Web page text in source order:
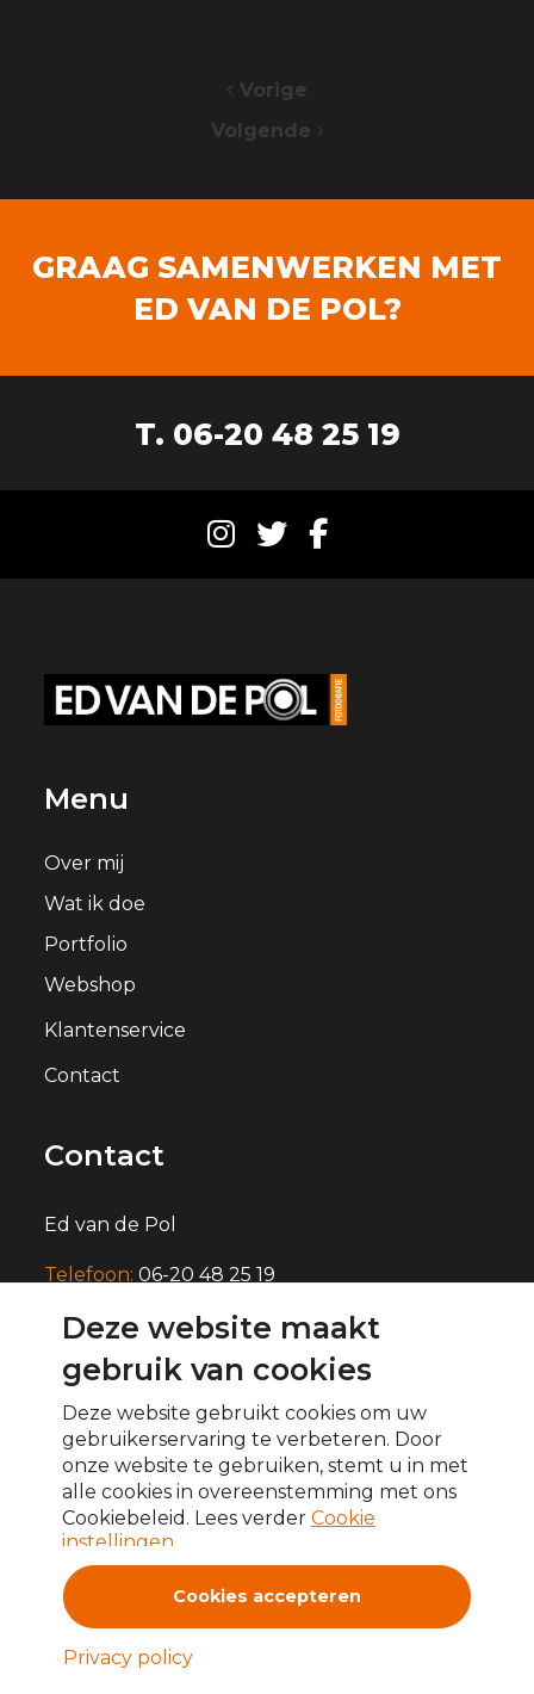
Vorige
Volgende
GRAAG SAMENWERKEN MET
ED VAN DE POL?
T. 06-20 48 25 19
Menu
Over mij
Wat ik doe
Portfolio
Webshop
Klantenservice
Contact
Contact
Ed van de Pol
Telefoon: 06-20 48 25 19
E-mail: info@edvandepol.nl
Copyright 2025 - Ed van de Pol
Algemene voorwaarden
Deze website maakt
gebruik van cookies
Deze website gebruikt cookies om uw
gebruikerservaring te verbeteren. Door
onze website te gebruiken, stemt u in met
alle cookies in overeenstemming met ons
Cookiebeleid. Lees verder Cookie
instellingen
Cookies accepteren
Privacy policy